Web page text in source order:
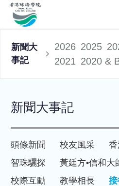
新聞大
事記
2026 2025
2021 2020 &
新聞大事記
頭條新聞 校友風采
智珠驪探
黃廷方•信和大
校際互動
教學相長